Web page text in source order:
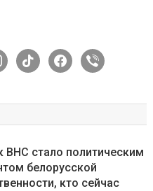
tiktok facebook
viber
ВНС стало политическим
белорусской
кто сейчас